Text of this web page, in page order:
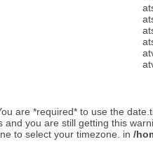
are *required* to use the
you are still getting this
to select your timezone. in/